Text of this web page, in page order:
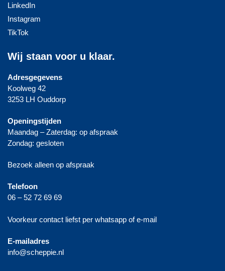
LinkedIn
Instagram
TikTok
Wij staan voor u klaar.
Adresgegevens
Koolweg 42
3253 LH Ouddorp
Openingstijden
Maandag – Zaterdag: op afspraak
Zondag: gesloten
Bezoek alleen op afspraak
Telefoon
06 – 52 72 69 69
Voorkeur contact liefst per whatsapp of e-mail
E-mailadres
info@scheppie.nl